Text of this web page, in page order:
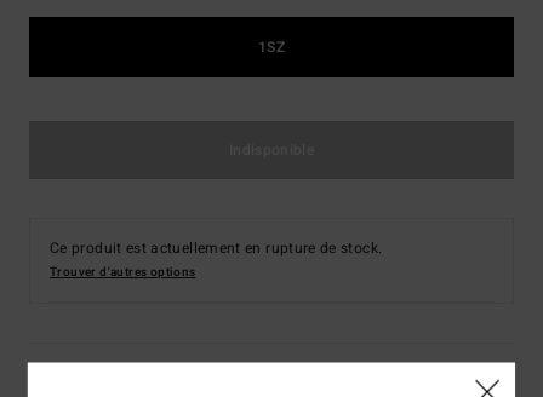
1SZ
Ce produit est actuellement en rupture de stock.
Trouver d'autres options